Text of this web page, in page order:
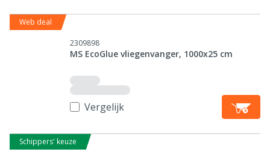
Web deal
2309898
MS EcoGlue vliegenvanger, 1000x25 cm
Vergelijk
Schippers' keuze